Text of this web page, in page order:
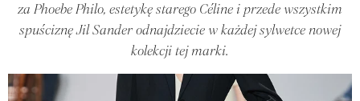
za Phoebe Philo, estetykę starego Céline i przede wszystkim
spuściznę Jil Sander odnajdziecie w każdej sylwetce nowej
kolekcji tej marki.